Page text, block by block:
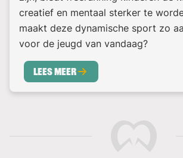
creatief en mentaal sterker te
maakt deze dynamische sport zo
voor de jeugd van vandaag?
Lees meer